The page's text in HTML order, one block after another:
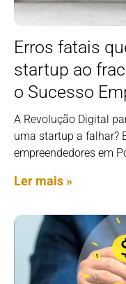
Erros fatais
startup ao
o Sucesso
A Revolução Digital
uma startup a falhar?
empreendedores em
Ler mais »